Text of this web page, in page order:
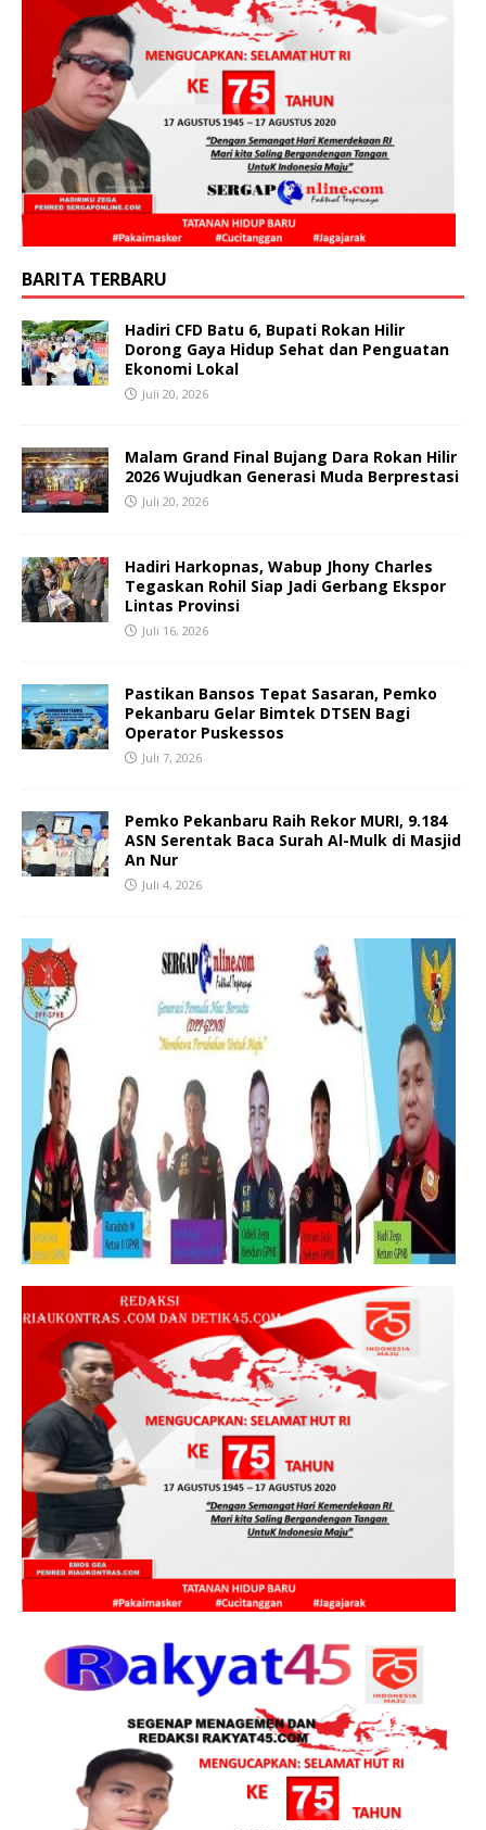
BARITA TERBARU
Hadiri CFD Batu 6, Bupati Rokan Hilir
Dorong Gaya Hidup Sehat dan Penguatan
Ekonomi Lokal
Juli 20, 2026
Malam Grand Final Bujang Dara Rokan Hilir
2026 Wujudkan Generasi Muda Berprestasi
Juli 20, 2026
Hadiri Harkopnas, Wabup Jhony Charles
Tegaskan Rohil Siap Jadi Gerbang Ekspor
Lintas Provinsi
Juli 16, 2026
Pastikan Bansos Tepat Sasaran, Pemko
Pekanbaru Gelar Bimtek DTSEN Bagi
Operator Puskessos
Juli 7, 2026
Pemko Pekanbaru Raih Rekor MURI, 9.184
ASN Serentak Baca Surah Al-Mulk di Masjid
An Nur
Juli 4, 2026